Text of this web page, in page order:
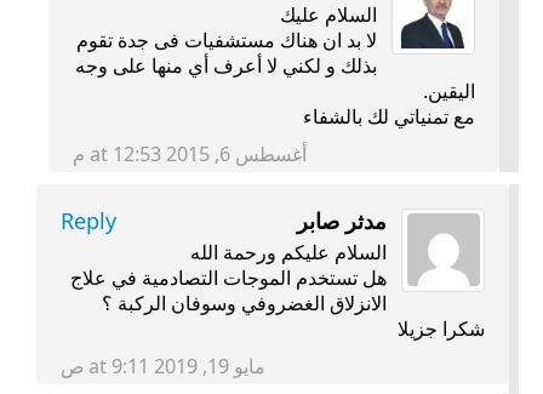
السلام عليك
لا بد ان هناك مستشفيات فى جدة تقوم
بذلك و لكني لا أعرف أي منها على وجه
اليقين.
مع تمنياتي لك بالشفاء
أغسطس 6, 2015 at 12:53 م
مدثر صابر Reply
السلام عليكم ورحمة الله
هل تستخدم الموجات التصادمية في علاج
الانزلاق الغضروفي وسوفان الركبة ؟
شكرا جزيلا
مايو 19, 2019 at 9:11 ص